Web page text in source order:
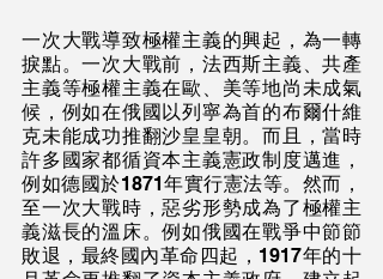
一次大戰導致極權主義的興起，為一轉
捩點。一次大戰前，法西斯主義、共產
主義等極權主義在歐、美等地尚未成氣
候，例如在俄國以列寧為首的布爾什維
克未能成功推翻沙皇皇朝。而且，當時
許多國家都循資本主義憲政制度邁進，
例如德國於1871年實行憲法等。然而，
至一次大戰時，惡劣形勢成為了極權主
義滋長的溫床。例如俄國在戰爭中節節
敗退，最終國內革命四起，1917年的十